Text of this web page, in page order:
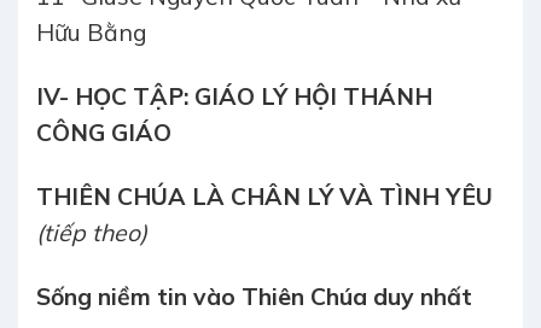
Hữu Bằng
IV- HỌC TẬP: GIÁO LÝ HỘI THÁNH
CÔNG GIÁO
THIÊN CHÚA LÀ CHÂN LÝ VÀ TÌNH YÊU
(tiếp theo)
Sống niềm tin vào Thiên Chúa duy nhất